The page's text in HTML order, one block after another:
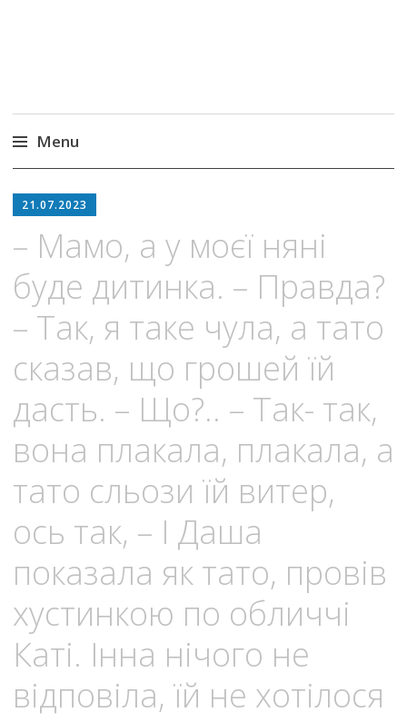
Menu
to
21.07.2023
– Мамо, а у моєї няні
буде дитинка. – Правда?
– Так, я таке чула, а тато
сказав, що грошей їй
дасть. – Що?.. – Так- так,
вона плакала, плакала, а
тато сльози їй витер,
ось так, – І Даша
показала як тато, провів
хустинкою по обличчі
Каті. Інна нічого не
відповіла, їй не хотілося